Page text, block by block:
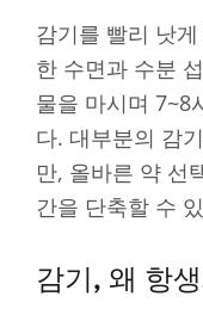
감기를 빨리 낫
한 수면과 수분
물을 마시며 7~8
다. 대부분의 감
만, 올바른 약 선
간을 단축할 수
감기, 왜 항